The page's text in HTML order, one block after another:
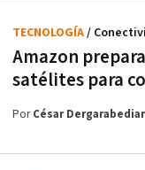
Amazon
satélites para
TECNOLOGÍA/
PorCésar